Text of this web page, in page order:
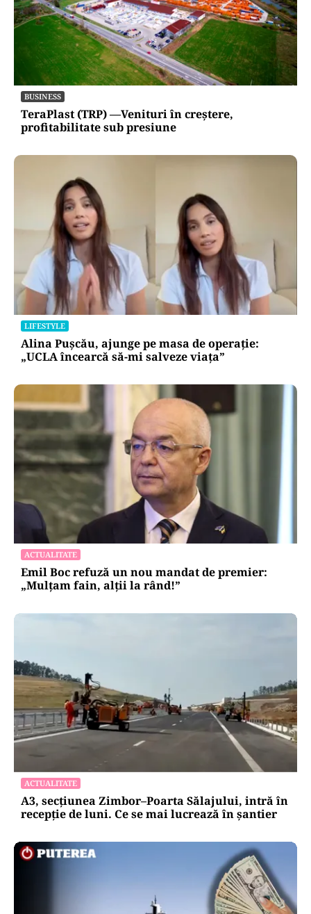
BUSINESS
TeraPlast (TRP) —Venituri în creștere,
profitabilitate sub presiune
LIFESTYLE
Alina Pușcău, ajunge pe masa de operație:
„UCLA încearcă să-mi salveze viața”
ACTUALITATE
Emil Boc refuză un nou mandat de premier:
„Mulțam fain, alții la rând!”
ACTUALITATE
A3, secțiunea Zimbor–Poarta Sălajului, intră în
recepție de luni. Ce se mai lucrează în șantier